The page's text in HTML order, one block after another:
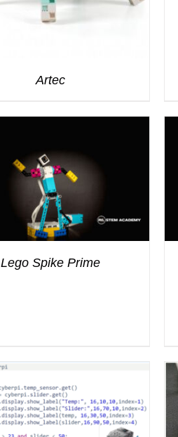
Artec
Lego Spike Prime